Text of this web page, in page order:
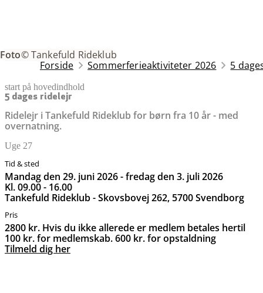
Foto© Tankefuld Rideklub
Forside Sommerferieaktiviteter 2026 5
start på hovedindhold
5 dages ridelejr
Ridelejr i Tankefuld Rideklub for børn fra 10 år - med
overnatning.
senest opdateret 18. maj 2026
Uge 27
Tid & sted
mandag den 29. juni 2026 - fredag den 3. juli 2026
kl. 09.00 - 16.00
Tankefuld Rideklub - Skovsbovej 262, 5700 Svendborg
Pris
2800 kr. Hvis du ikke allerede er medlem betales hertil
100 kr. for medlemskab. 600 kr. for opstaldning
Tilmeld dig her